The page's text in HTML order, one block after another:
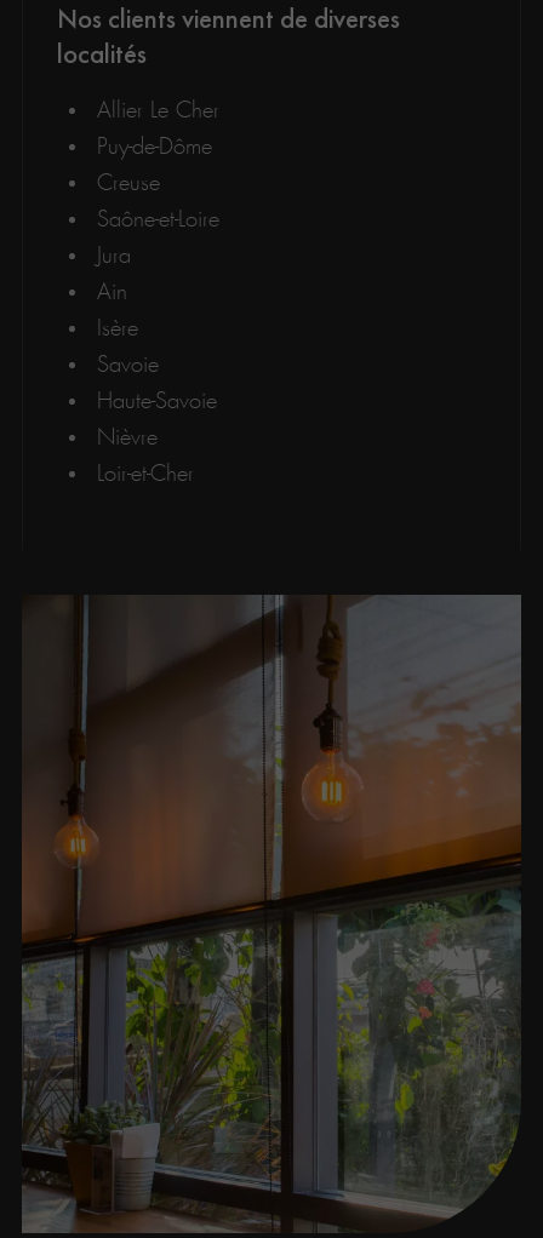
Nos clients viennent de diverses
localités
Allier Le Cher
Puy-de-Dôme
Creuse
Saône-et-Loire
Jura
Ain
Isère
Savoie
Haute-Savoie
Nièvre
Loir-et-Cher